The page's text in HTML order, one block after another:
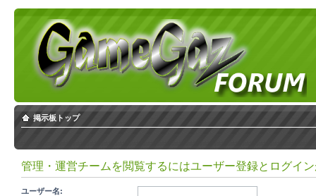
掲示板トップ
管理・運営チームを閲覧するにはユーザー登録とログイ
ユーザー名: